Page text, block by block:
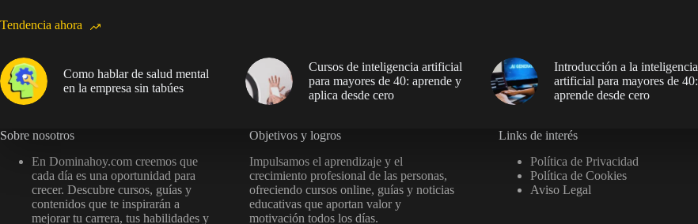
Tendencia ahora
Como hablar de salud mental
en la empresa sin tabúes
Cursos de inteligencia artificial
para mayores de 40: aprende y
aplica desde cero
Introducción a la inteligencia
artificial para mayores de 40:
aprende desde cero
Sobre nosotros
En Dominahoy.com creemos que
cada día es una oportunidad para
crecer. Descubre cursos, guías y
contenidos que te inspirarán a
mejorar tu carrera, tus habilidades y
Objetivos y logros
Impulsamos el aprendizaje y el
crecimiento profesional de las personas,
ofreciendo cursos online, guías y noticias
educativas que aportan valor y
motivación todos los días.
Links de interés
Política de Privacidad
Política de Cookies
Aviso Legal